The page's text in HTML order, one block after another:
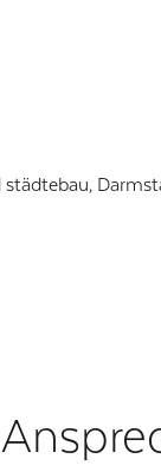
städtebau,